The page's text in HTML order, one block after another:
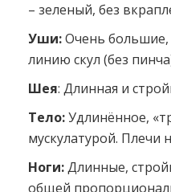
– зеленый, без
Уши:Очень
линию скул (без
Шея: Длинная и
Тело:Удлинённое,
мускулатурой. Плечи
Ноги:Длинные,
общей